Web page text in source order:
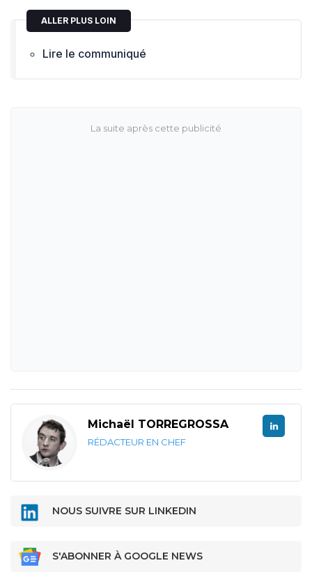
ALLER PLUS LOIN
Lire le communiqué
Michaël TORREGROSSA
RÉDACTEUR EN CHEF
NOUS SUIVRE SUR LINKEDIN
S'ABONNER À GOOGLE NEWS